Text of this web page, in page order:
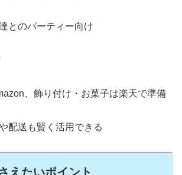
とのパーティー向け
、飾り付け・お菓子は楽天で準備
配送も賢く活用できる
えたいポイント